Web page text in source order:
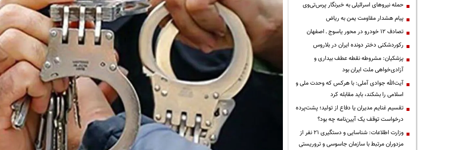
حمله نیروهای اسرائیلی به خبرنگار پرس‌تی‌وی
پیام هشدار مقاومت یمن به ریاض
تصادف ۱۲ خودرو در محور یاسوج ـ اصفهان
رکوردشکنی دختر دونده ایران در بلاروس
پزشکیان: مشروطه نقطه عطف بیداری و
آزادی‌خواهی ملت ایران بود
آیت‌الله جوادی آملی: با هرکس که وحدت ملی و
اسلامی را بشکند، باید مقابله کرد
تقسیم غنایم مدیران یا دفاع از تولید؛ پشت‌پرده
درخواست توقف یک آیین‌نامه چه بود؟
وزارت اطلاعات: شناسایی و دستگیری ۲۱ نفر از
مزدوران مرتبط با سازمان جاسوسی و تروریستی